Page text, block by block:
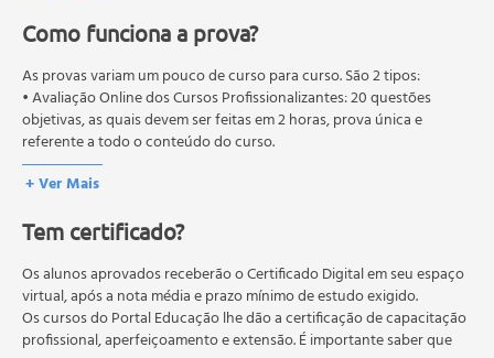
Identificando Oportunidades
Processo de Vendas
Telemarketing e Serviços ao Consumidor
Vendas Sugestivas
Vendas Consultivas
Serviço de Cobrança
Técnicas de Cobrança
Telemarketing Ativo De Cobrança
Abordagem e Argumentação a Clientes
Tratando com Objeções
Identificando os Motivos da Insatisfação
Reconquistando Clientes
Como funciona a prova?
As provas variam um pouco de curso para curso. São 2 tipos:
• Avaliação Online dos Cursos Profissionalizantes: 20 questões
objetivas, as quais devem ser feitas em 2 horas, prova única e
referente a todo o conteúdo do curso.
• Avaliação Online dos Cursos Livres: 10 questões objetivas, as quais
devem ser feitas em 1 hora, prova única e referente a todo o
Os estudos, atividades e avaliações devem ser feitos dentro do
A média final deve ser igual ou superior a 60%para a conclusão e
recebimento do certificado digital do curso. Em caso de reprovação,
o aluno poderá realizar novamente a prova dentro do período do
curso quantas vezes desejar. Os cursos gratuitos não possuem nova
+ Ver Mais
Tem certificado?
Os alunos aprovados receberão o Certificado Digital em seu espaço
virtual, após a nota média e prazo mínimo de estudo exigido.
Os cursos do Portal Educação lhe dão a certificação de capacitação
profissional, aperfeiçoamento e extensão. É importante saber que